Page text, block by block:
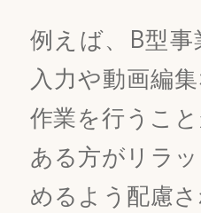
例えば、B型
入力や動画編
作業を行うこ
ある方がリラ
めるよう配慮